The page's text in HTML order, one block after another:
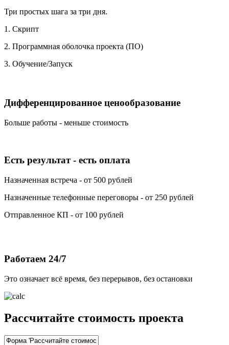
Три простых шага за три дня.
1. Скрипт
2. Программная оболочка проекта (ПО)
3. Обучение/Запуск
Дифференцированное ценообразование
Больше работы - меньше стоимость
Есть результат - есть оплата
Назначенная встреча - от 500 рублей
Назначенные телефонные переговоры - от 250 рублей
Отправленное КП - от 100 рублей
Работаем 24/7
Это означает всё время, без перерывов, без остановки
Рассчитайте стоимость проекта